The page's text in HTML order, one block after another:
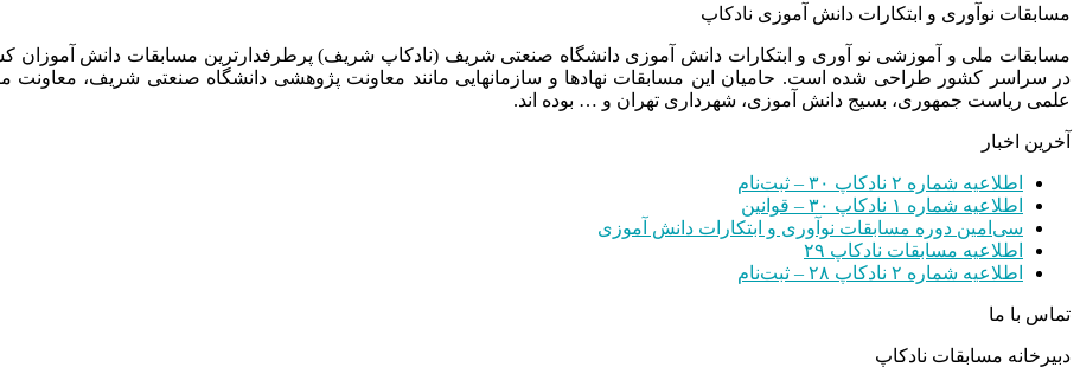
مسابقات نوآوری و ابتکارات دانش آموزی نادکاپ
مسابقات ملی و آموزشی نو آوری و ابتکارات دانش آموزی دانشگاه صنعتی شریف (نادکاپ شریف) پرطرفدارترین مسابقات دانش
در سراسر کشور طراحی شده است. حامیان این مسابقات نهادها و سازمانهایی مانند معاونت پژوهشی دانشگاه صنعتی شریف،
علمی ریاست جمهوری، بسیج دانش آموزی، شهرداری تهران و … بوده اند.
آخرین اخبار
اطلاعیه شماره ۲ نادکاپ ۳۰ – ثبت‌نام
اطلاعیه شماره ۱ نادکاپ ۳۰ – قوانین
سی‌امین دوره مسابقات نوآوری و ابتکارات دانش آموزی
اطلاعیه مسابقات نادکاپ ۲۹
اطلاعیه شماره ۲ نادکاپ ۲۸ – ثبت‌نام
تماس با ما
دبیرخانه مسابقات نادکاپ